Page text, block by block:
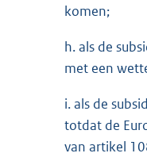
komen;
h. als de
met een
i. als de
totdat de
van artikel